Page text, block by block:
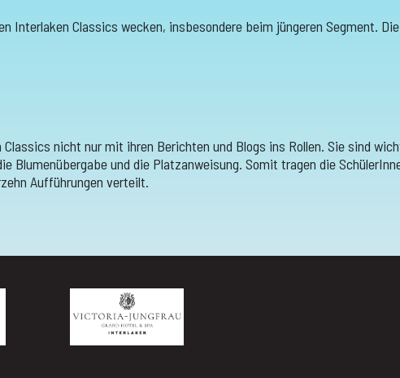
Interlaken Classics wecken, insbesondere beim jüngeren Segment.
nicht nur mit ihren Berichten und Blogs ins Rollen. Sie sind
Blumenübergabe und die Platzanweisung. Somit tragen die
Aufführungen verteilt.